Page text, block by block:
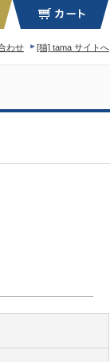
[猫] tama サイトへ
わせ